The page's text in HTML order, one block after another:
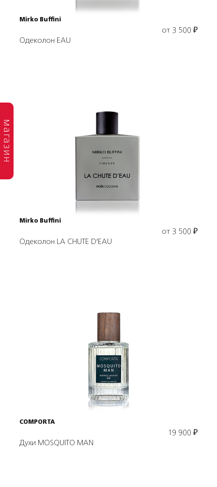
магазин
Mirko Buffini
от 3 500 ₽
Одеколон EAU
Выбрать объем
Mirko Buffini
от 3 500 ₽
Одеколон LA CHUTE D'EAU
Подробнее
В корзину
COMPORTA
19 900 ₽
Духи MOSQUITO MAN